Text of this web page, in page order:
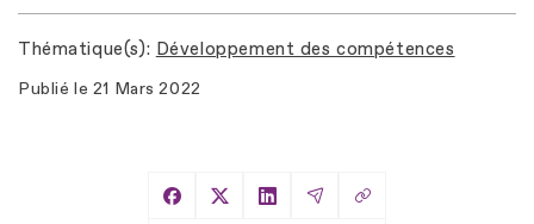
Thématique(s) Développement des compétences
Publié le 21 Mars 2022
Partager sur Facebook
Partager sur X
Partager sur LinkedIn
Partager par Email
Copier le lien